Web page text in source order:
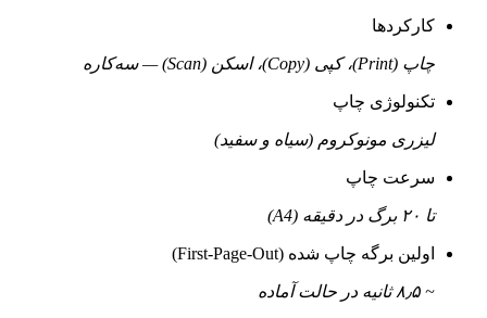
کارکردها
چاپ (Print)، کپی (Copy)، اسکن (Scan) — سه‌کاره
تکنولوژی چاپ
لیزری مونوکروم (سیاه و سفید)
سرعت چاپ
تا ۲۰ برگ در دقیقه (A4)
اولین برگه چاپ شده (First-Page-Out)
~ ۸٫۵ ثانیه در حالت آماده